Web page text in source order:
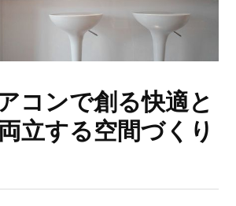
コンで創る快適と
立する空間づくり